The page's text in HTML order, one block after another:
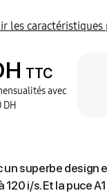
les
TTC
avec
un superbe
i/s. Et la puce